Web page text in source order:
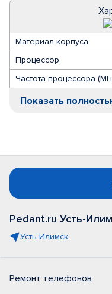
Материал корпуса
Процессор
Частота процессора
Показать
Pedant.ru Усть-
Усть-Илимск
Ремонт телефонов